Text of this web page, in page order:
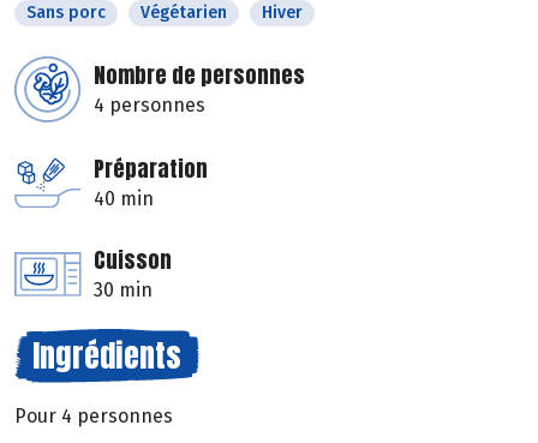
Sans porc
Végétarien Hiver
Nombre de personnes
4 personnes
Préparation
40 min
Cuisson
30 min
Ingrédients
Pour 4 personnes